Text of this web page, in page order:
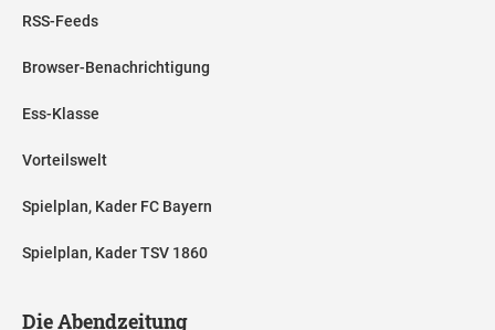
RSS-Feeds
Browser-Benachrichtigung
Ess-Klasse
Vorteilswelt
Spielplan, Kader FC Bayern
Spielplan, Kader TSV 1860
Die Abendzeitung